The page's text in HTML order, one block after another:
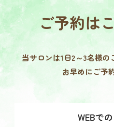
ご予約は
当サロンは1日2～3名様の
お早めにご予
WEBで